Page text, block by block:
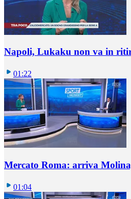
Napoli, Lukaku non va in
01:22
Mercato Roma: arriva
01:04